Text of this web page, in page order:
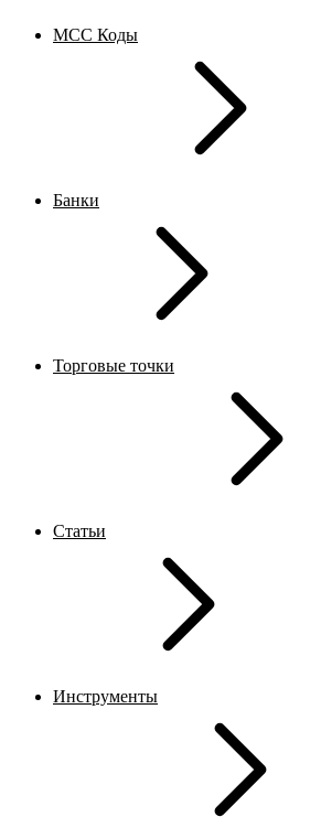
MCC Коды
Банки
Торговые точки
Статьи
Инструменты